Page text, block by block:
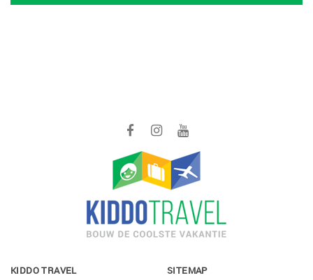
KIDDO TRAVEL SITEMAP